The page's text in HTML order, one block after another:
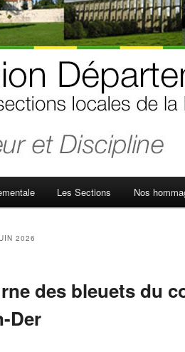
Les Sections Nos
2026
des bleuets du
Der